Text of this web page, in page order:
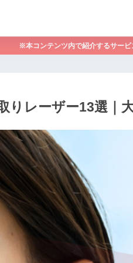
※本コンテンツ内で紹介するサービ
りレーザー13選｜